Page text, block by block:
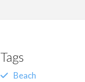
Tags
Beach